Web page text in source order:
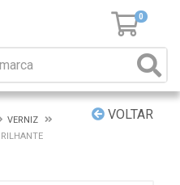
0
VOLTAR
VERNIZ